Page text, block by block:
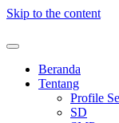
Skip to the content
Beranda
Tentang
Profile
SD